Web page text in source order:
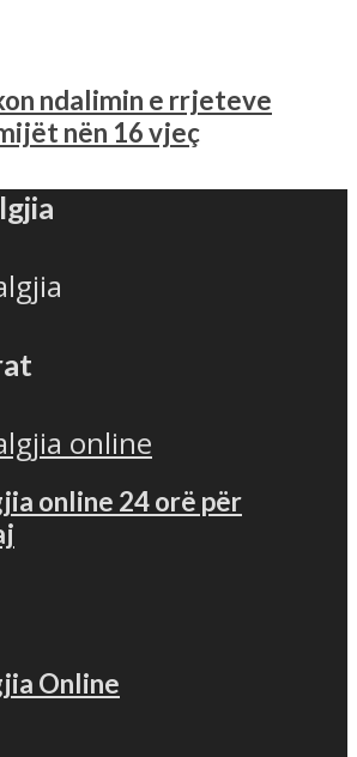
ndalimin e rrjeteve
nën 16 vjeç
online 24 orë për
Online